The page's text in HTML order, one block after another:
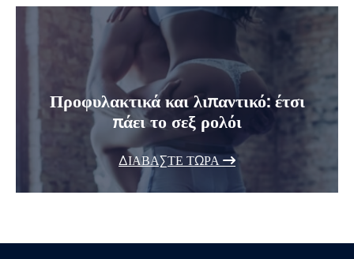
Προφυλακτικά και λιπαντικό: έτσι
πάει το σεξ ρολόι
ΔΙΑΒΆΣΤΕ ΤΏΡΑ